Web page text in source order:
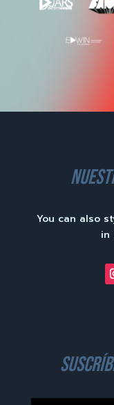
You can also
in